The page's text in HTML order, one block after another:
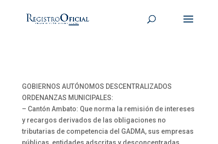
GOBIERNOS AUTÓNOMOS DESCENTRALIZADOS
ORDENANZAS MUNICIPALES:
– Cantón Ambato: Que norma la remisión de intereses
y recargos derivados de las obligaciones no
tributarias de competencia del GADMA, sus empresas